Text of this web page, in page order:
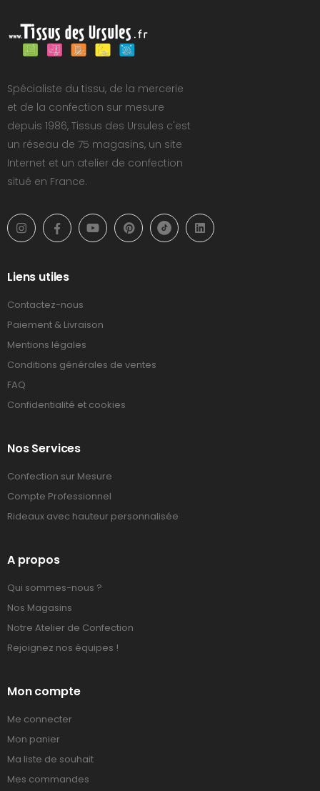
Spécialiste du tissu, de la mercerie
et de la confection sur mesure
depuis 1986, Tissus des Ursules c'est
un réseau de 75 magasins, un site
Internet et un atelier de confection
situé en France.
Liens utiles
Contactez-nous
Paiement & Livraison
Mentions légales
Conditions générales de ventes
FAQ
Confidentialité et cookies
Nos Services
Confection sur Mesure
Compte Professionnel
Rideaux avec hauteur personnalisée
A propos
Qui sommes-nous ?
Nos Magasins
Notre Atelier de Confection
Rejoignez nos équipes !
Mon compte
Me connecter
Mon panier
Ma liste de souhait
Mes commandes